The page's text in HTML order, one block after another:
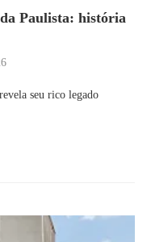
Paulista: história
seu rico legado